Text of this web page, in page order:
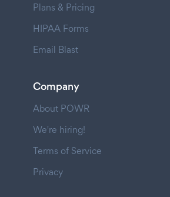
Plans & Pricing
HIPAA Forms
Email Blast
Company
About POWR
We're hiring!
Terms of Service
Privacy